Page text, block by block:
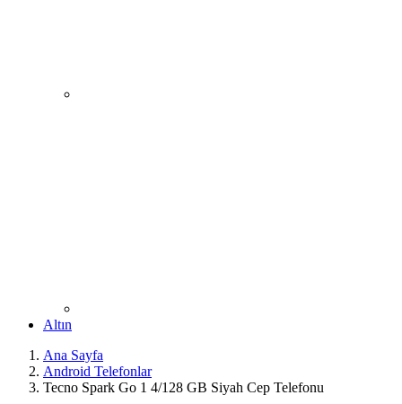
Altın
Ana Sayfa
Android Telefonlar
Tecno Spark Go 1 4/128 GB Siyah Cep Telefonu